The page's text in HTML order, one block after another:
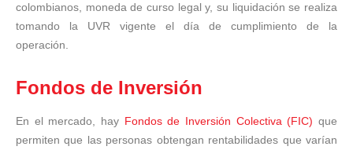
colombianos, moneda de curso legal y, su liquidación se realiza
tomando la UVR vigente el día de cumplimiento de la
operación.
Fondos de Inversión
En el mercado, hay Fondos de Inversión Colectiva (FIC)que
permiten que las personas obtengan rentabilidades que varían